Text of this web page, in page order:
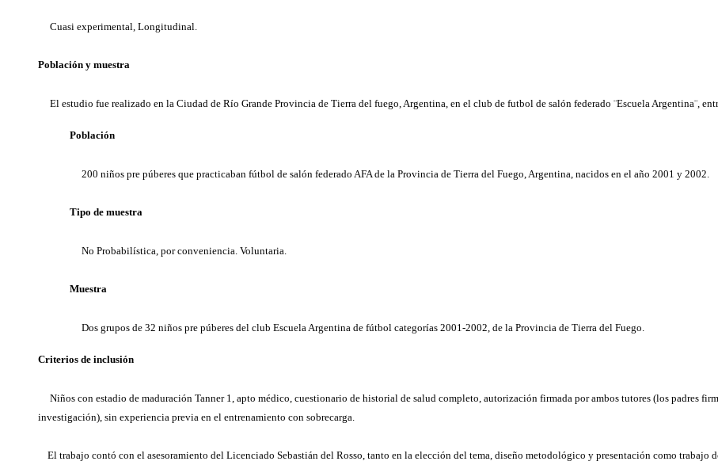
Cuasi experimental, Longitudinal.
Población y muestra
El estudio fue realizado en la Ciudad de Río Grande Provincia de Tierra del fuego, Argentina, en el club de futbol de salón federado ¨Escuela Argentina¨,
Población
200 niños pre púberes que practicaban fútbol de salón federado AFA de la Provincia de Tierra del Fuego, Argentina, nacidos en el año 2001 y 2002.
Tipo de muestra
No Probabilística, por conveniencia. Voluntaria.
Muestra
Dos grupos de 32 niños pre púberes del club Escuela Argentina de fútbol categorías 2001-2002, de la Provincia de Tierra del Fuego.
Criterios de inclusión
Niños con estadio de maduración Tanner 1, apto médico, cuestionario de historial de salud completo, autorización firmada por ambos tutores (los padres
investigación), sin experiencia previa en el entrenamiento con sobrecarga.
El trabajo contó con el asesoramiento del Licenciado Sebastián del Rosso, tanto en la elección del tema, diseño metodológico y presentación como trabajo